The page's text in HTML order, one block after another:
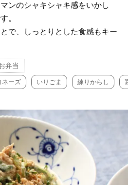
ンのシャキシャキ感をいかし
。
で、しっとりとした食感もキー
弁当
ネーズ いりごま 練りからし